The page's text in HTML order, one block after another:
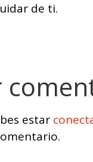
de ti.
estar